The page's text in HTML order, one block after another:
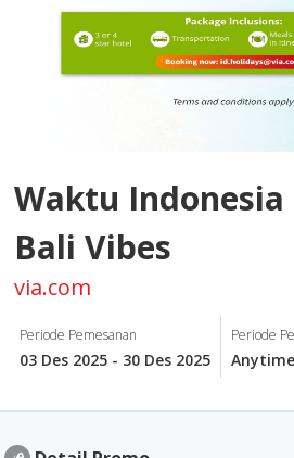
Waktu
Bali Vibes
via.com
Periode Pemesanan
03 Des 2025 - 30 Des 2025
Periode
Anytime